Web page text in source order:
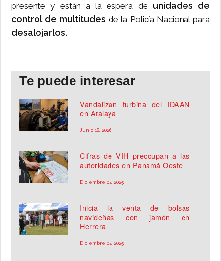
presente y están a la espera de unidades de
control de multitudes de la Policía Nacional para
desalojarlos.
Te puede interesar
Vandalizan turbina del IDAAN
en Atalaya
Junio 18, 2026
Cifras de VIH preocupan a las
autoridades en Panamá Oeste
Diciembre 02, 2025
Inicia la venta de bolsas
navideñas con jamón en
Herrera
Diciembre 02, 2025